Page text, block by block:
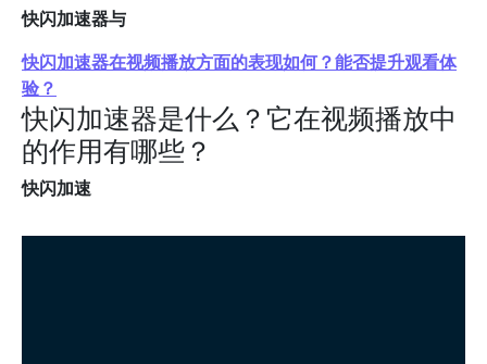
快闪加速器与
快闪加速器在视频播放方面的表现如何？能否提升观看体
验？
快闪加速器是什么？它在视频播放中
的作用有哪些？
快闪加速